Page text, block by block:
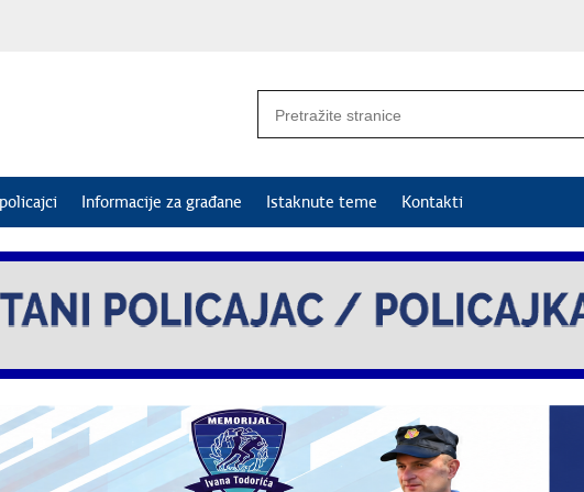
Informacije za građane Istaknute teme Kontakti